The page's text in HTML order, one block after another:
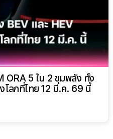
ORA 5 ใน 2 ขุมพลัง ทั้ง
โลกที่ไทย 12 มี.ค. 69 นี้